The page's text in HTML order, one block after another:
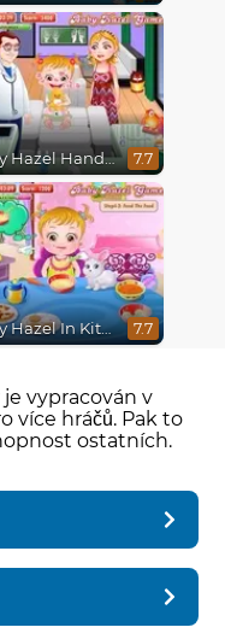
Baby Hazel Hand Fracture 7.7
Baby Hazel In Kitchen 7.7
vypracován v
více hráčů. Pak to
ostatních.